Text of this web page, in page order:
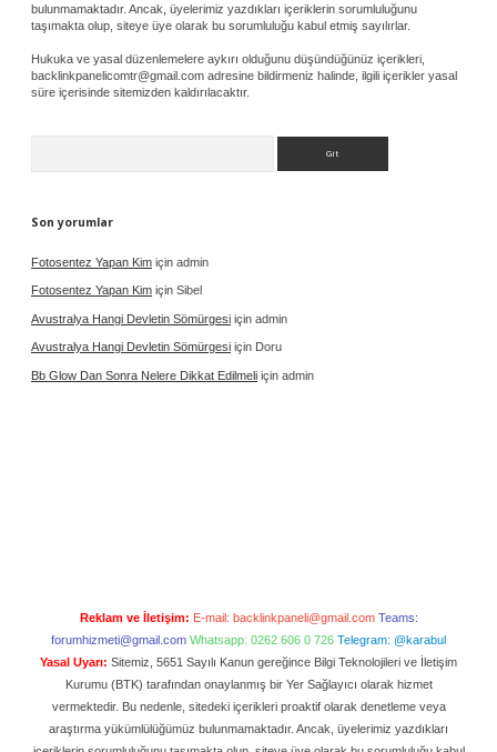
bulunmamaktadır. Ancak, üyelerimiz yazdıkları içeriklerin sorumluluğunu
taşımakta olup, siteye üye olarak bu sorumluluğu kabul etmiş sayılırlar.
Hukuka ve yasal düzenlemelere aykırı olduğunu düşündüğünüz içerikleri,
backlinkpanelicomtr@gmail.com adresine bildirmeniz halinde, ilgili içerikler yasal
süre içerisinde sitemizden kaldırılacaktır.
Son yorumlar
Fotosentez Yapan Kim için admin
Fotosentez Yapan Kim için Sibel
Avustralya Hangi Devletin Sömürgesi için admin
Avustralya Hangi Devletin Sömürgesi için Doru
Bb Glow Dan Sonra Nelere Dikkat Edilmeli için admin
Reklam ve İletişim: E-mail: backlinkpaneli@gmail.com Teams:
forumhizmeti@gmail.com Whatsapp: 0262 606 0 726 Telegram: @karabul
Yasal Uyarı: Sitemiz, 5651 Sayılı Kanun gereğince Bilgi Teknolojileri ve İletişim
Kurumu (BTK) tarafından onaylanmış bir Yer Sağlayıcı olarak hizmet
vermektedir. Bu nedenle, sitedeki içerikleri proaktif olarak denetleme veya
araştırma yükümlülüğümüz bulunmamaktadır. Ancak, üyelerimiz yazdıkları